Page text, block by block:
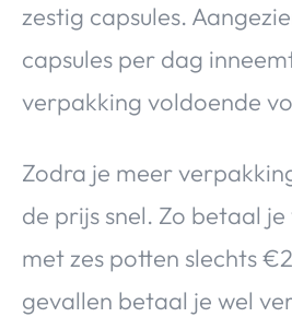
zestig capsules.
capsules per dag
verpakking voldoende
Zodra je meer
de prijs snel. Zo betaal
met zes potten slechts
gevallen betaal je wel